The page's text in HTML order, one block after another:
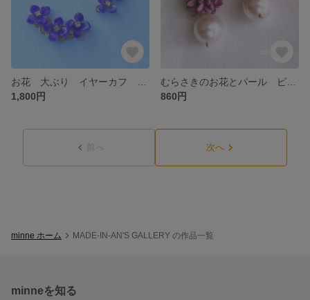
1,800円
860円
前へ 次へ
minne ホーム MADE-IN-AN'S GALLERY の作品一覧
minneを知る